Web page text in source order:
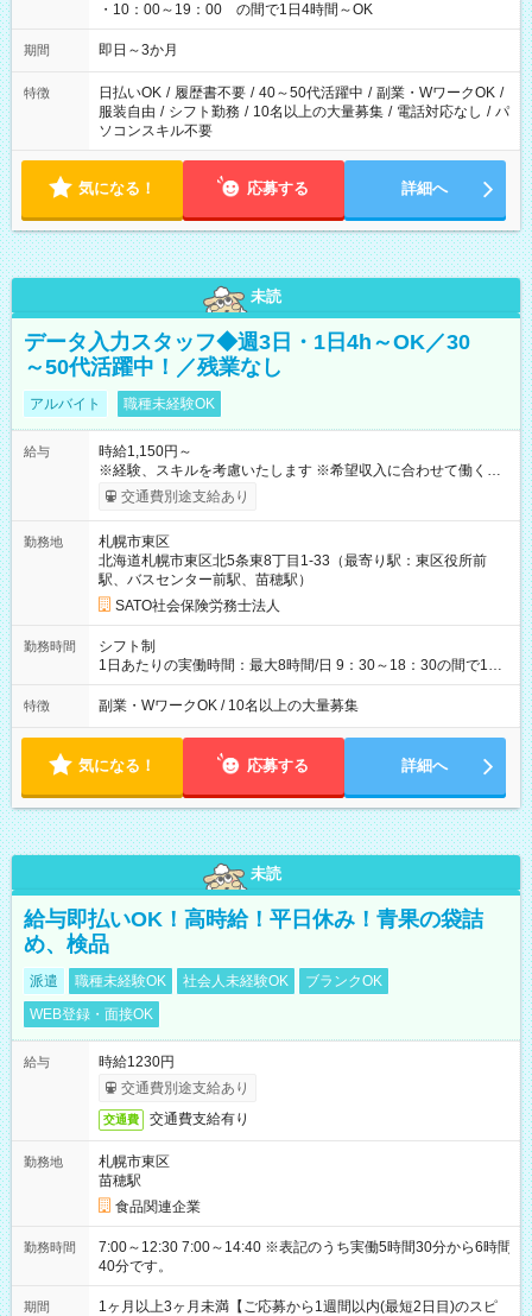
・10：00～19：00 の間で1日4時間～OK
期間 即日～3か月
特徴 日払いOK / 履歴書不要 / 40～50代活躍中 / 副業・WワークOK /
服装自由 / シフト勤務 / 10名以上の大量募集 / 電話対応なし / パ
ソコンスキル不要
気になる！ 応募する 詳細へ
未読
データ入力スタッフ◆週3日・1日4h～OK／30
～50代活躍中！／残業なし
アルバイト 職種未経験OK
給与
時給1,150円～
※経験、スキルを考慮いたします ※希望収入に合わせて働くこ
とができます。 ◇月87，200円 （時給1，090円、1日5時間、週
4日勤務の場合） ◇月152，600円 （時給1，090円、1日7時間、
交通費別途支給あり
勤務地
札幌市東区
北海道札幌市東区北5条東8丁目1-33（最寄り駅：東区役所前
駅、バスセンター前駅、苗穂駅）
SATO社会保険労務士法人
勤務時間
シフト制
1日あたりの実働時間：最大8時間/日 9：30～18：30の間で1日
5～8時間（週15時間～40時間以内）、週3日～OK！ ※30分単位
で選択可。途中変更可。 ＜選べる勤務シフト例＞ 下記以外も可
分） 10：00～14：00（休憩無） 13：00～18：00（休憩無）
等
特徴 副業・WワークOK / 10名以上の大量募集
気になる！ 応募する 詳細へ
未読
給与即払いOK！高時給！平日休み！青果の袋詰
め、検品
派遣 職種未経験OK 社会人未経験OK
ブランクOK
WEB登録・面接OK
給与
時給1230円
交通費別途支給あり
交通費 交通費支給有り
勤務地
札幌市東区
苗穂駅
食品関連企業
勤務時間
7:00～12:30 7:00～14:40 ※表記のうち実働5時間30分から6時間
40分です。
期間 1ヶ月以上3ヶ月未満【ご応募から1週間以内(最短2日目)のスピ